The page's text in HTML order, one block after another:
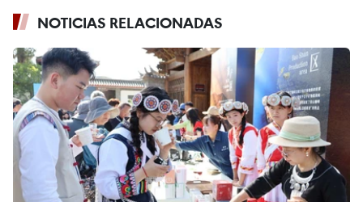
NOTICIAS RELACIONADAS